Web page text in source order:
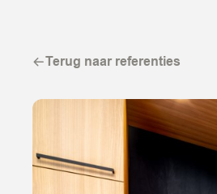
Terug naar referenties